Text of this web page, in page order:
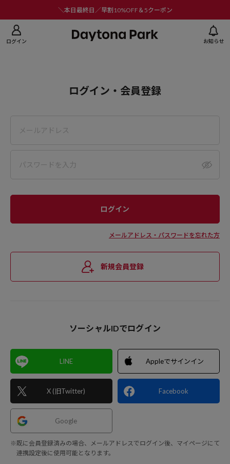
＼本日最終日／早割10%OFF＆5クーポン
ログイン お知らせ
ログイン・会員登録
メールアドレス・パスワードを忘れた方
新規会員登録
ソーシャルIDでログイン
LINE
X (旧Twitter)
Appleでサインイン
Facebook
Google
※既に会員登録済みの場合、メールアドレスでログイン後、マイページにて
連携設定後に使用可能となります。